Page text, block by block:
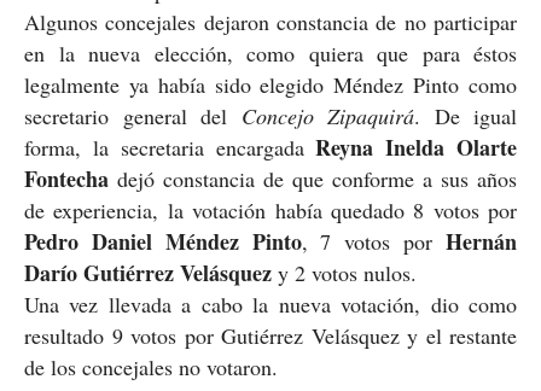
Algunos concejales dejaron constancia de no participar
en la nueva elección, como quiera que para éstos
legalmente ya había sido elegido Méndez Pinto como
secretario general del Concejo Zipaquirá. De igual
forma, la secretaria encargadaReyna Inelda Olarte
Fontecha dejó constancia de que conforme a sus años
de experiencia, la votación había quedado 8 votos por
Pedro Daniel Méndez Pinto, 7 votos porHernán
Darío Gutiérrez Velásquez y 2 votos nulos.
Una vez llevada a cabo la nueva votación, dio como
resultado 9 votos por Gutiérrez Velásquez y el restante
de los concejales no votaron.